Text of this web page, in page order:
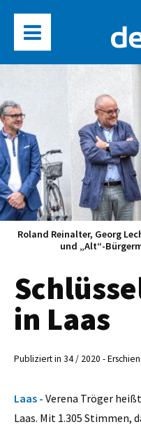
Roland Reinalter, Georg
und „Alt“-
in Laas
Publiziert in 34 / 2020 -
Laas - Verena Tröger
Laas. Mit 1.305 Stimmen,